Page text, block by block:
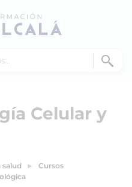
Celular y
salud
Cursos